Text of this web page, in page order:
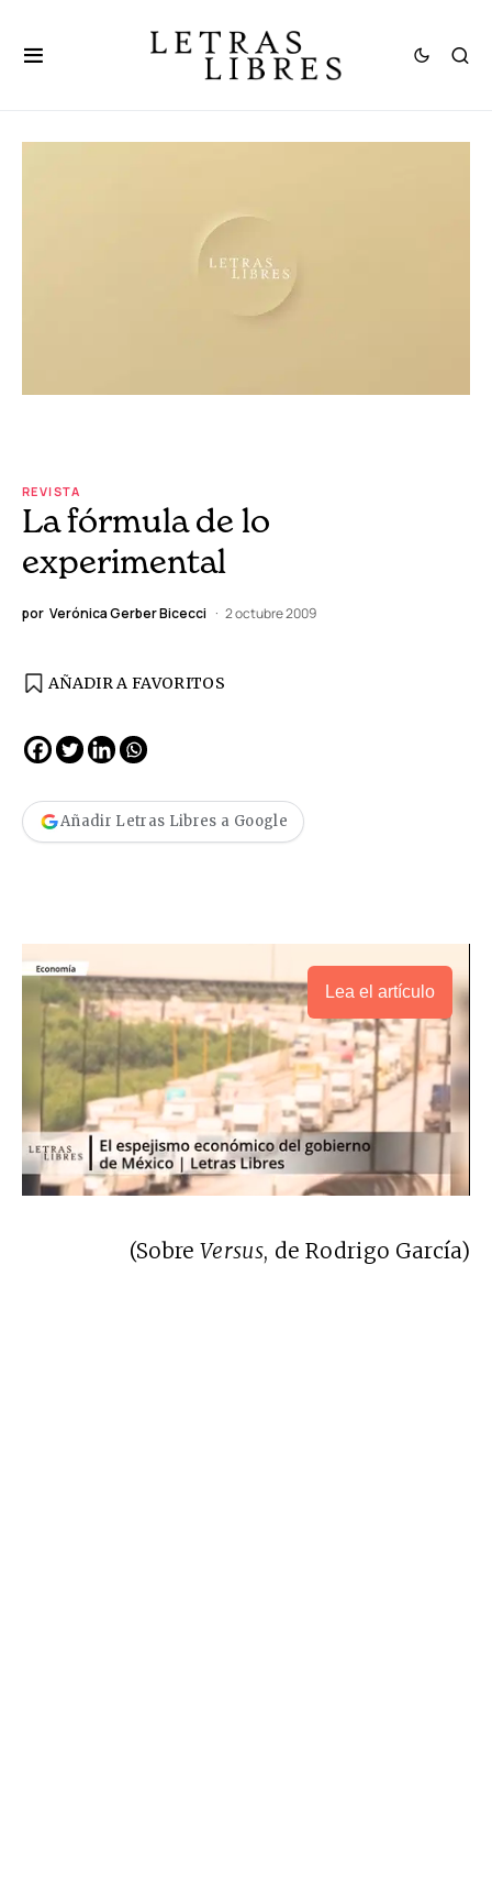
REVISTA
La fórmula de lo
experimental
por Verónica Gerber Bicecci 2 octubre 2009
AÑADIR A FAVORITOS
Añadir Letras Libres a Google
Lea el artículo
(SobreVersus, de Rodrigo García)